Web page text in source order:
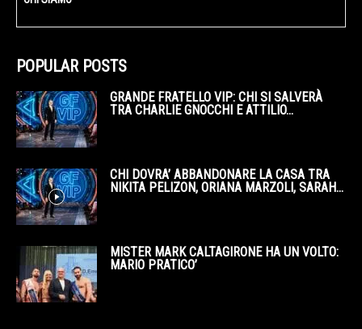
POPULAR POSTS
GRANDE FRATELLO VIP: CHI SI SALVERÀ
TRA CHARLIE GNOCCHI E ATTILIO...
CHI DOVRA’ ABBANDONARE LA CASA TRA
NIKITA PELIZON, ORIANA MARZOLI, SARAH...
MISTER MARK CALTAGIRONE HA UN VOLTO:
MARIO PRATICO’